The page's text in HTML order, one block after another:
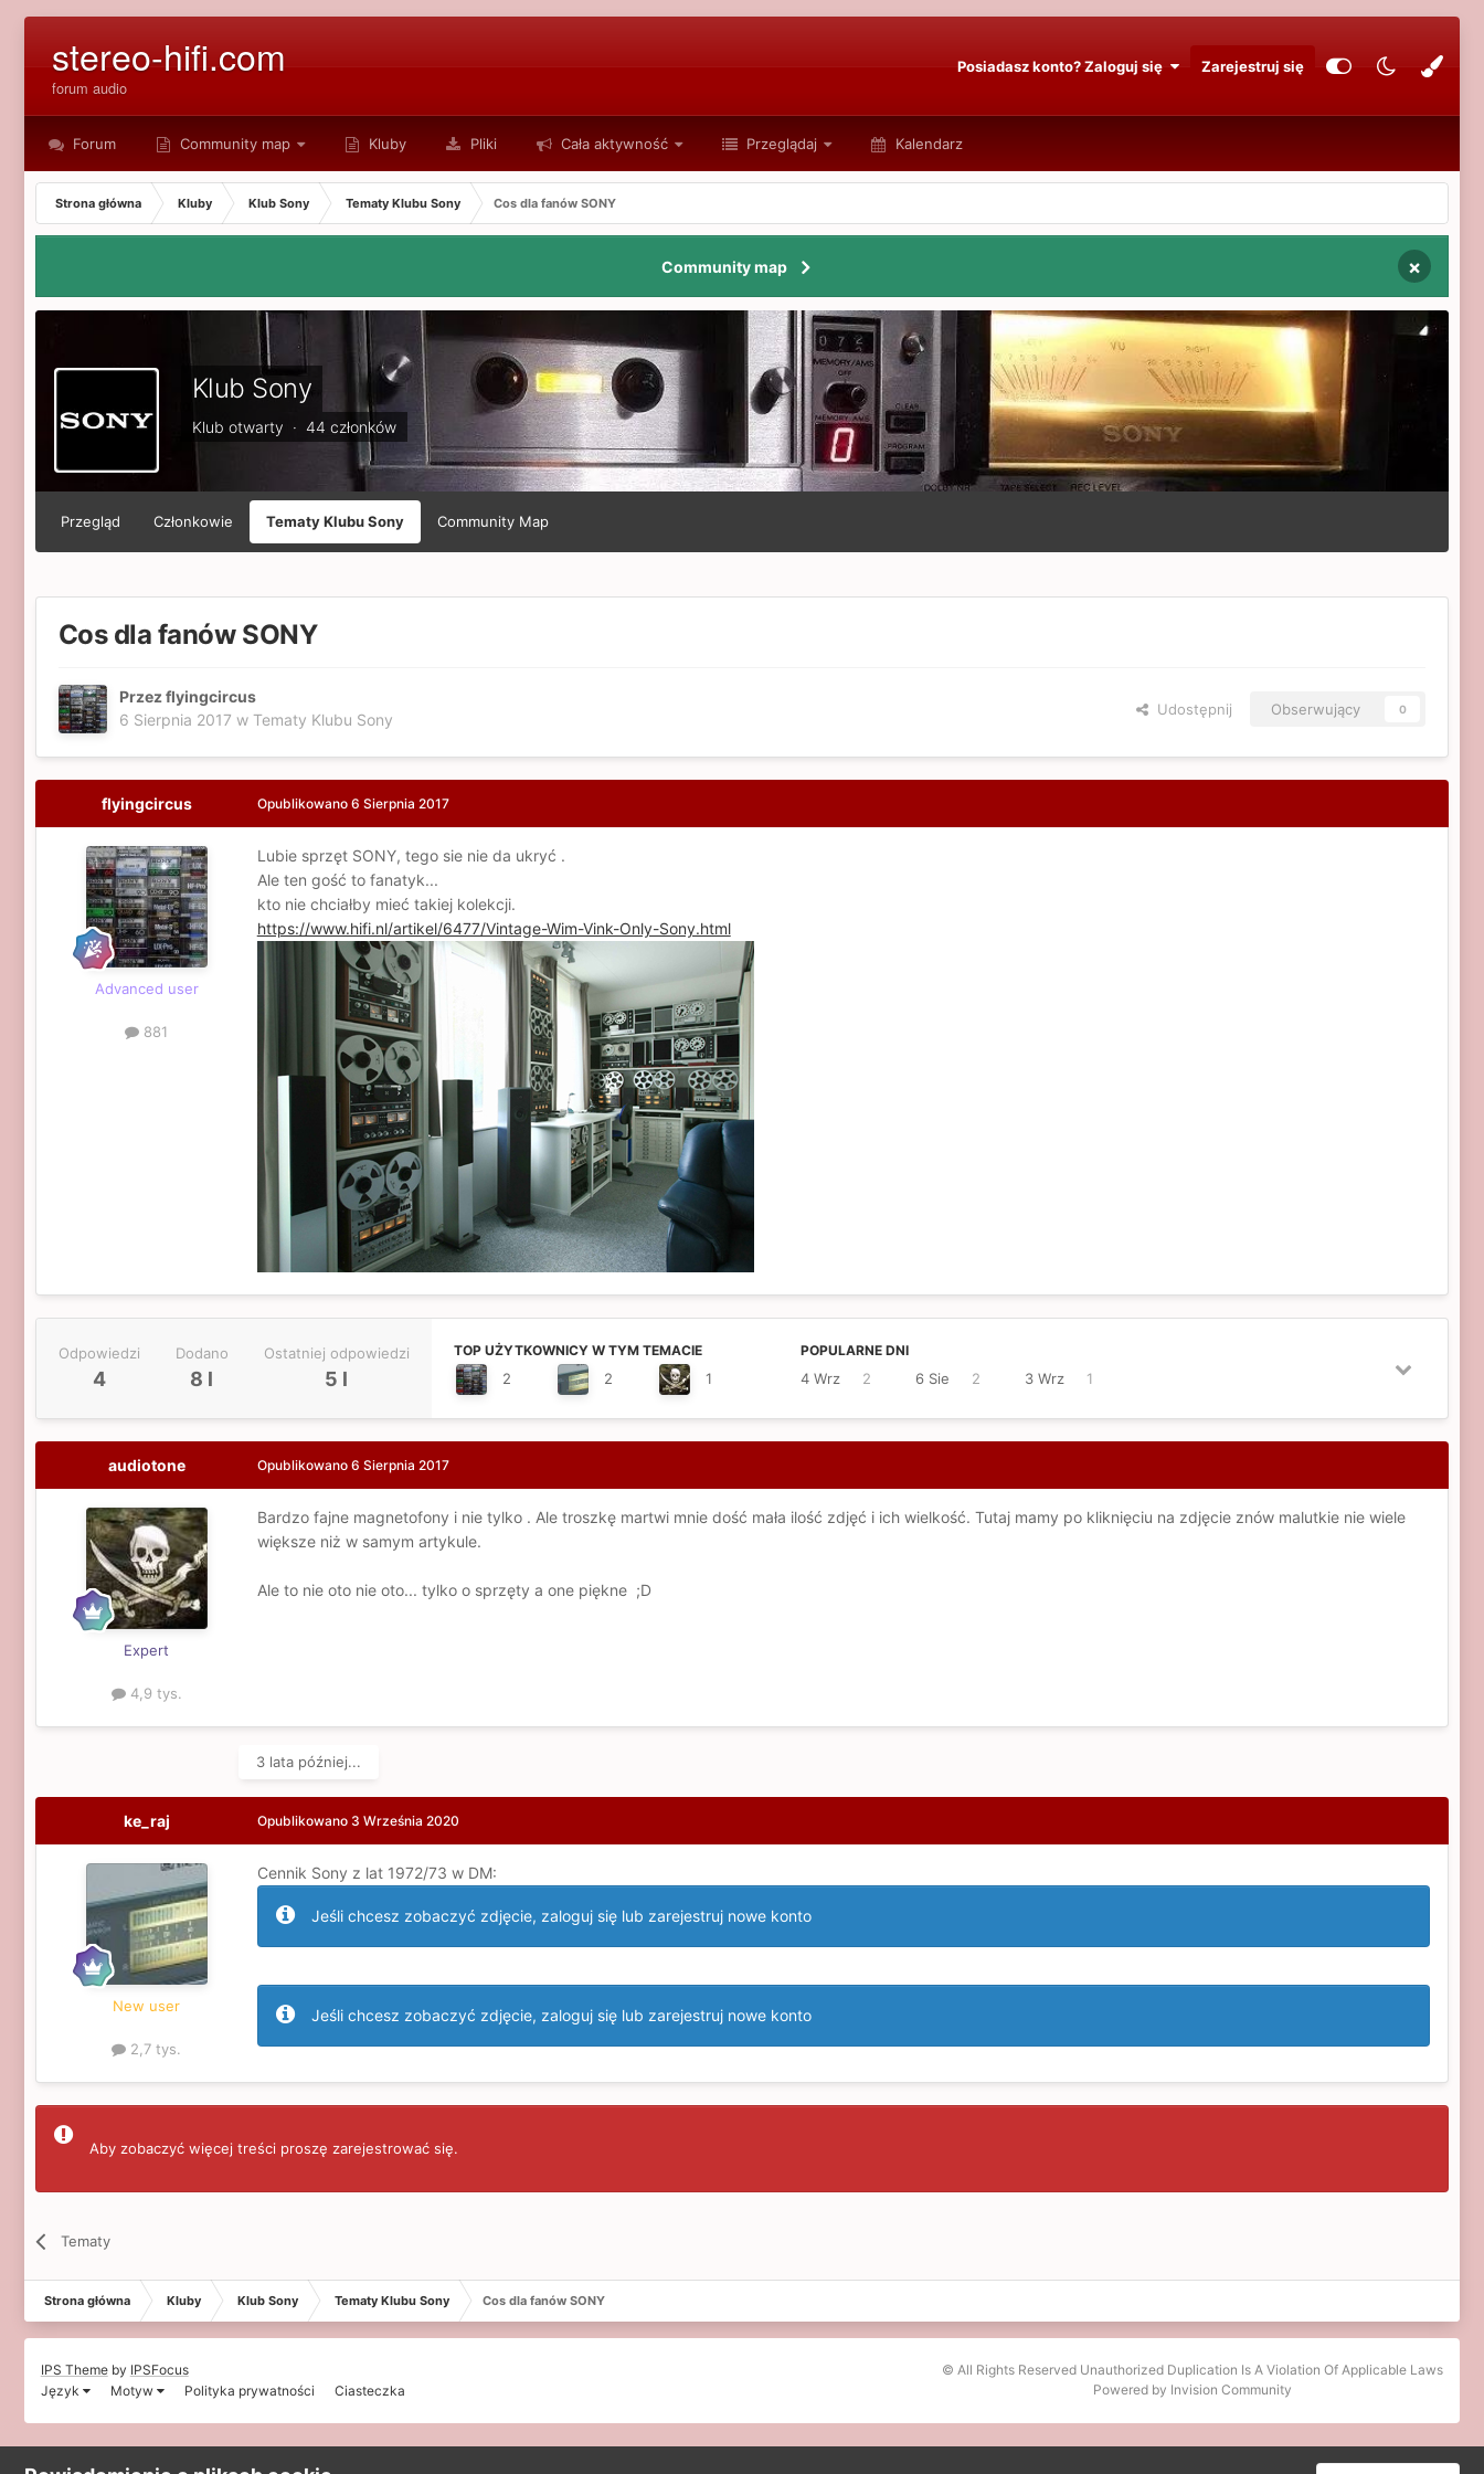
stereo-hifi.com
forum audio
Posiadasz konto? Zaloguj się Zarejestruj się
Forum Community map Kluby Pliki Cała aktywność Przeglądaj Kalendarz
Strona główna Kluby Klub Sony Tematy Klubu Sony Cos dla fanów SONY
Community map ×
Klub Sony
Klub otwarty · 44 członków
Przegląd Członkowie Tematy Klubu Sony Community Map
Cos dla fanów SONY
Przez flyingcircus
6 Sierpnia 2017 w Tematy Klubu Sony
Udostępnij Obserwujący 0
flyingcircus
Advanced user
881
Opublikowano 6 Sierpnia 2017
Lubie sprzęt SONY, tego sie nie da ukryć .
Ale ten gość to fanatyk...
kto nie chciałby mieć takiej kolekcji.
https://www.hifi.nl/artikel/6477/Vintage-Wim-Vink-Only-Sony.html
Odpowiedzi
4
Dodano
8 l
Ostatniej odpowiedzi
5 l
TOP UŻYTKOWNICY W TYM TEMACIE
2 2 1
POPULARNE DNI
4 Wrz 2 6 Sie 2 3 Wrz 1
audiotone
Expert
4,9 tys.
Opublikowano 6 Sierpnia 2017
Bardzo fajne magnetofony i nie tylko . Ale troszkę martwi mnie dość mała ilość zdjęć i ich wielkość. Tutaj mamy po kliknięciu na zdjęcie znów malutkie nie wiele
większe niż w samym artykule.
Ale to nie oto nie oto... tylko o sprzęty a one piękne ;D
3 lata później...
ke_raj
New user
2,7 tys.
Opublikowano 3 Września 2020
Cennik Sony z lat 1972/73 w DM:
Jeśli chcesz zobaczyć zdjęcie, zaloguj się lub zarejestruj nowe konto
Jeśli chcesz zobaczyć zdjęcie, zaloguj się lub zarejestruj nowe konto
Aby zobaczyć więcej treści proszę zarejestrować się.
Tematy
Strona główna Kluby Klub Sony Tematy Klubu Sony Cos dla fanów SONY
IPS Themeby IPSFocus
Język
Motyw Polityka prywatności Ciasteczka
© All Rights Reserved Unauthorized Duplication Is A Violation Of Applicable Laws
Powered by Invision Community